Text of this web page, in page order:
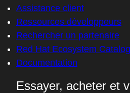
Assistance client
Ressources développeurs
Rechercher un partenaire
Red Hat Ecosystem Catalog
Documentation
Essayer, acheter et